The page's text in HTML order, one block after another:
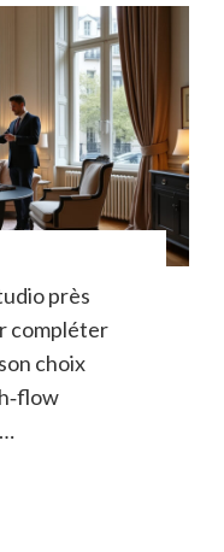
près
compléter
choix